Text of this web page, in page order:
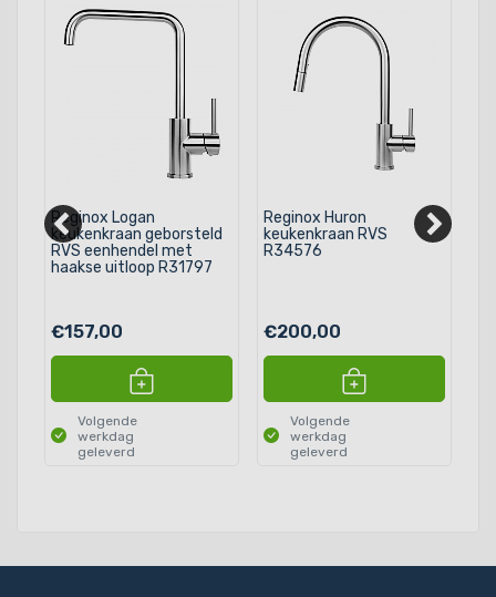
Reginox Logan
keukenkraan geborsteld
RVS eenhendel met
haakse uitloop R31797
€157,00
Volgende
werkdag
geleverd
Reginox Huron
keukenkraan RVS
R34576
€200,00
Volgende
werkdag
geleverd